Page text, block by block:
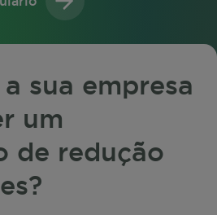
sua empresa
um
de redução